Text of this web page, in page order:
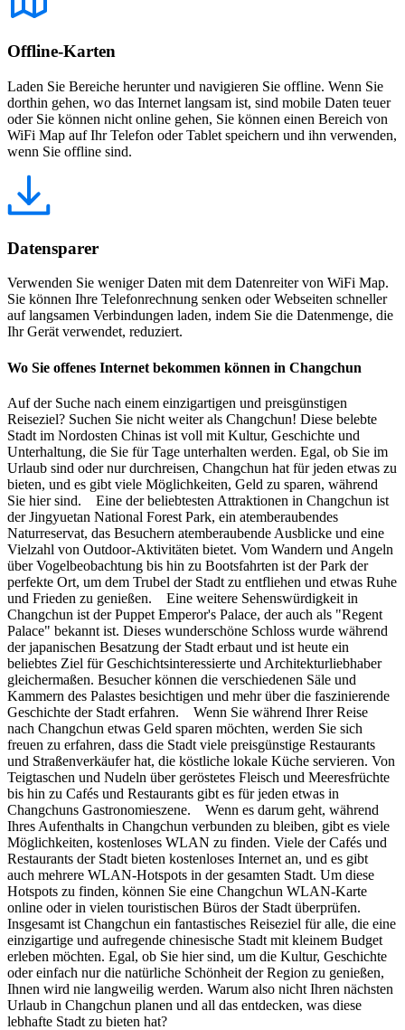
Offline-Karten
Laden Sie Bereiche herunter und navigieren Sie offline. Wenn Sie
dorthin gehen, wo das Internet langsam ist, sind mobile Daten teuer
oder Sie können nicht online gehen, Sie können einen Bereich von
WiFi Map auf Ihr Telefon oder Tablet speichern und ihn verwenden,
wenn Sie offline sind.
Datensparer
Verwenden Sie weniger Daten mit dem Datenreiter von WiFi Map.
Sie können Ihre Telefonrechnung senken oder Webseiten schneller
auf langsamen Verbindungen laden, indem Sie die Datenmenge, die
Ihr Gerät verwendet, reduziert.
Wo Sie offenes Internet bekommen können in Changchun
Auf der Suche nach einem einzigartigen und preisgünstigen
Reiseziel? Suchen Sie nicht weiter als Changchun! Diese belebte
Stadt im Nordosten Chinas ist voll mit Kultur, Geschichte und
Unterhaltung, die Sie für Tage unterhalten werden. Egal, ob Sie im
Urlaub sind oder nur durchreisen, Changchun hat für jeden etwas zu
bieten, und es gibt viele Möglichkeiten, Geld zu sparen, während
Sie hier sind. Eine der beliebtesten Attraktionen in Changchun ist
der Jingyuetan National Forest Park, ein atemberaubendes
Naturreservat, das Besuchern atemberaubende Ausblicke und eine
Vielzahl von Outdoor-Aktivitäten bietet. Vom Wandern und Angeln
über Vogelbeobachtung bis hin zu Bootsfahrten ist der Park der
perfekte Ort, um dem Trubel der Stadt zu entfliehen und etwas Ruhe
und Frieden zu genießen. Eine weitere Sehenswürdigkeit in
Changchun ist der Puppet Emperor's Palace, der auch als "Regent
Palace" bekannt ist. Dieses wunderschöne Schloss wurde während
der japanischen Besatzung der Stadt erbaut und ist heute ein
beliebtes Ziel für Geschichtsinteressierte und Architekturliebhaber
gleichermaßen. Besucher können die verschiedenen Säle und
Kammern des Palastes besichtigen und mehr über die faszinierende
Geschichte der Stadt erfahren. Wenn Sie während Ihrer Reise
nach Changchun etwas Geld sparen möchten, werden Sie sich
freuen zu erfahren, dass die Stadt viele preisgünstige Restaurants
und Straßenverkäufer hat, die köstliche lokale Küche servieren. Von
Teigtaschen und Nudeln über geröstetes Fleisch und Meeresfrüchte
bis hin zu Cafés und Restaurants gibt es für jeden etwas in
Changchuns Gastronomieszene. Wenn es darum geht, während
Ihres Aufenthalts in Changchun verbunden zu bleiben, gibt es viele
Möglichkeiten, kostenloses WLAN zu finden. Viele der Cafés und
Restaurants der Stadt bieten kostenloses Internet an, und es gibt
auch mehrere WLAN-Hotspots in der gesamten Stadt. Um diese
Hotspots zu finden, können Sie eine Changchun WLAN-Karte
online oder in vielen touristischen Büros der Stadt überprüfen.
Insgesamt ist Changchun ein fantastisches Reiseziel für alle, die eine
einzigartige und aufregende chinesische Stadt mit kleinem Budget
erleben möchten. Egal, ob Sie hier sind, um die Kultur, Geschichte
oder einfach nur die natürliche Schönheit der Region zu genießen,
Ihnen wird nie langweilig werden. Warum also nicht Ihren nächsten
Urlaub in Changchun planen und all das entdecken, was diese
lebhafte Stadt zu bieten hat?